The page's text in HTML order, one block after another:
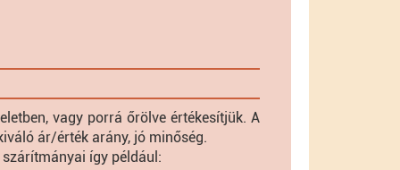
vagy porrá őrölve értékesítjük. A
ár/érték arány, jó minőség.
így például: